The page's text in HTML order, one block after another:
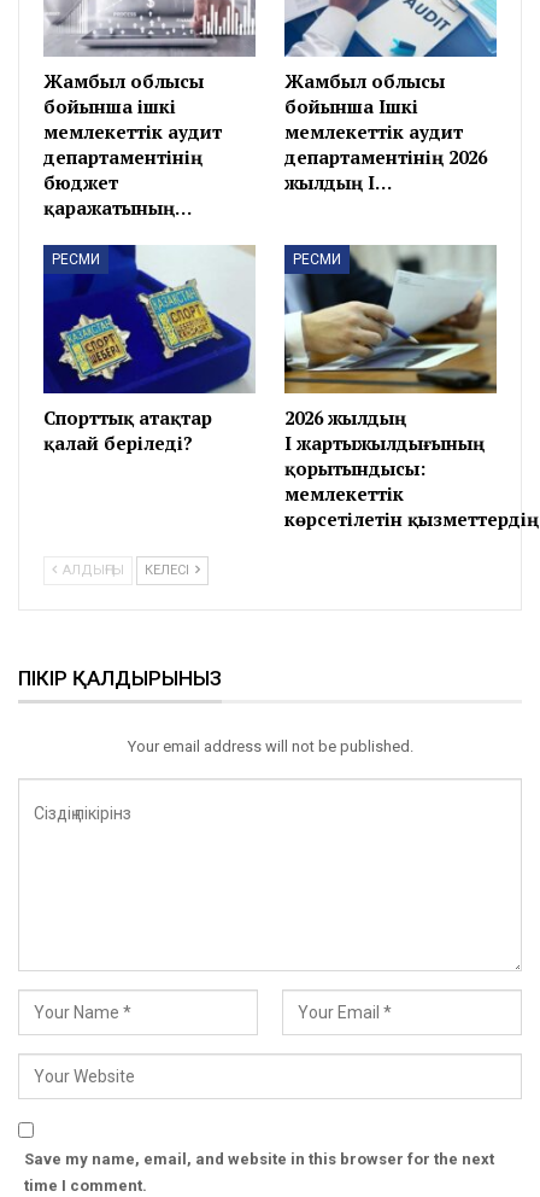
Жамбыл облысы
бойынша ішкі
мемлекеттік аудит
департаментінің
бюджет
қаражатының…
Жамбыл облысы
бойынша Ішкі
мемлекеттік аудит
департаментінің 2026
жылдың І…
РЕСМИ
Спорттық атақтар
қалай беріледі?
РЕСМИ
2026 жылдың
І жартыжылдығының
қорытындысы:
мемлекеттік
көрсетілетін
АЛДЫҢҒЫ КЕЛЕСІ
ПІКІР ҚАЛДЫРЫНЫЗ
Your email address will not be published.
Save my name, email, and website in this browser for the next
time I comment.